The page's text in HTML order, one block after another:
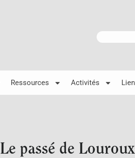
Ressources Activités
Le passé de